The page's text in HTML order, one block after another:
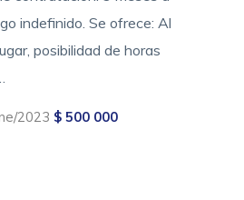
indefinido. Se ofrece: Al
posibilidad de horas
2023 $ 500 000